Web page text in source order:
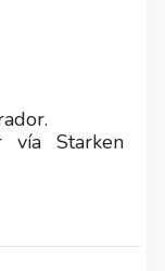
vía Starken